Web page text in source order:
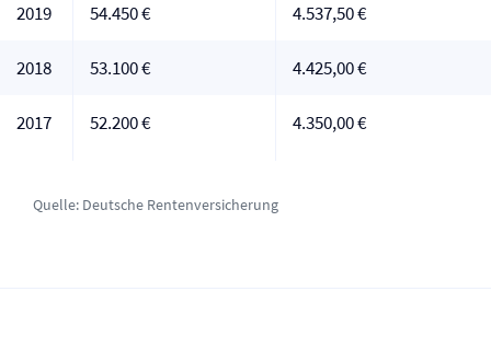
2019 54.450 € 4.537,50 €
2018 53.100 € 4.425,00 €
2017 52.200 € 4.350,00 €
Quelle: Deutsche Renten­versicherung